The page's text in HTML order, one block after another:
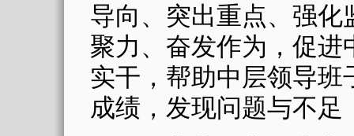
导向、突出重点、强
聚力、奋发作为，促
实干，帮助中层领导
成绩，发现问题与不